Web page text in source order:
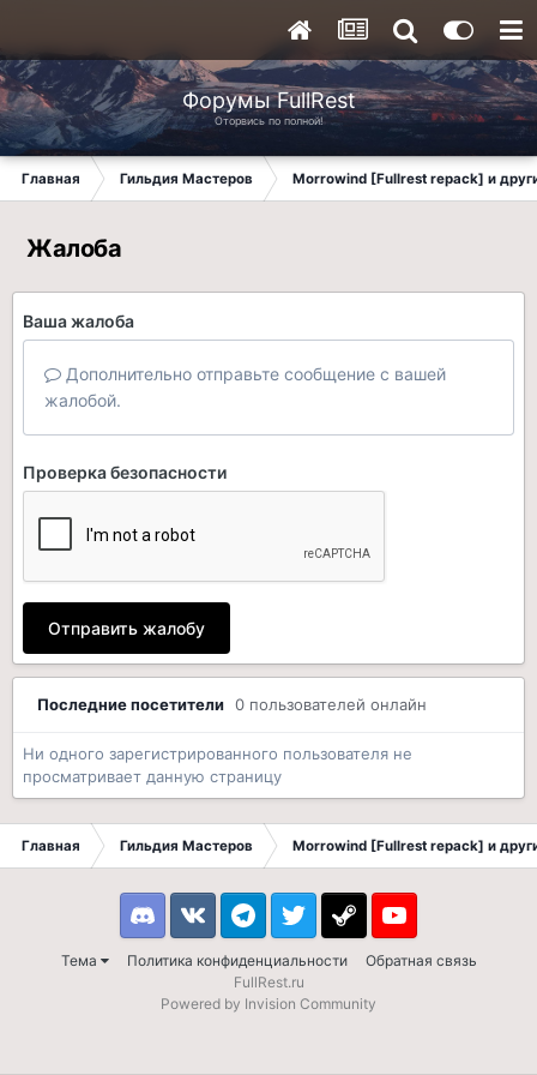
Форумы FullRest
Оторвись по полной!
Главная Гильдия Мастеров Morrowind [Fullrest repack] и
Жалоба
Ваша жалоба
Дополнительно отправьте сообщение с вашей
жалобой.
Проверка безопасности
Отправить жалобу
Последние посетители 0 пользователей онлайн
Ни одного зарегистрированного пользователя не
просматривает данную страницу
Главная Гильдия Мастеров Morrowind [Fullrest repack] и
Тема Политика конфиденциальности Обратная связь
DiscordVK TelegramTwitter Steam Youtube
FullRest.ru
Powered by Invision Community